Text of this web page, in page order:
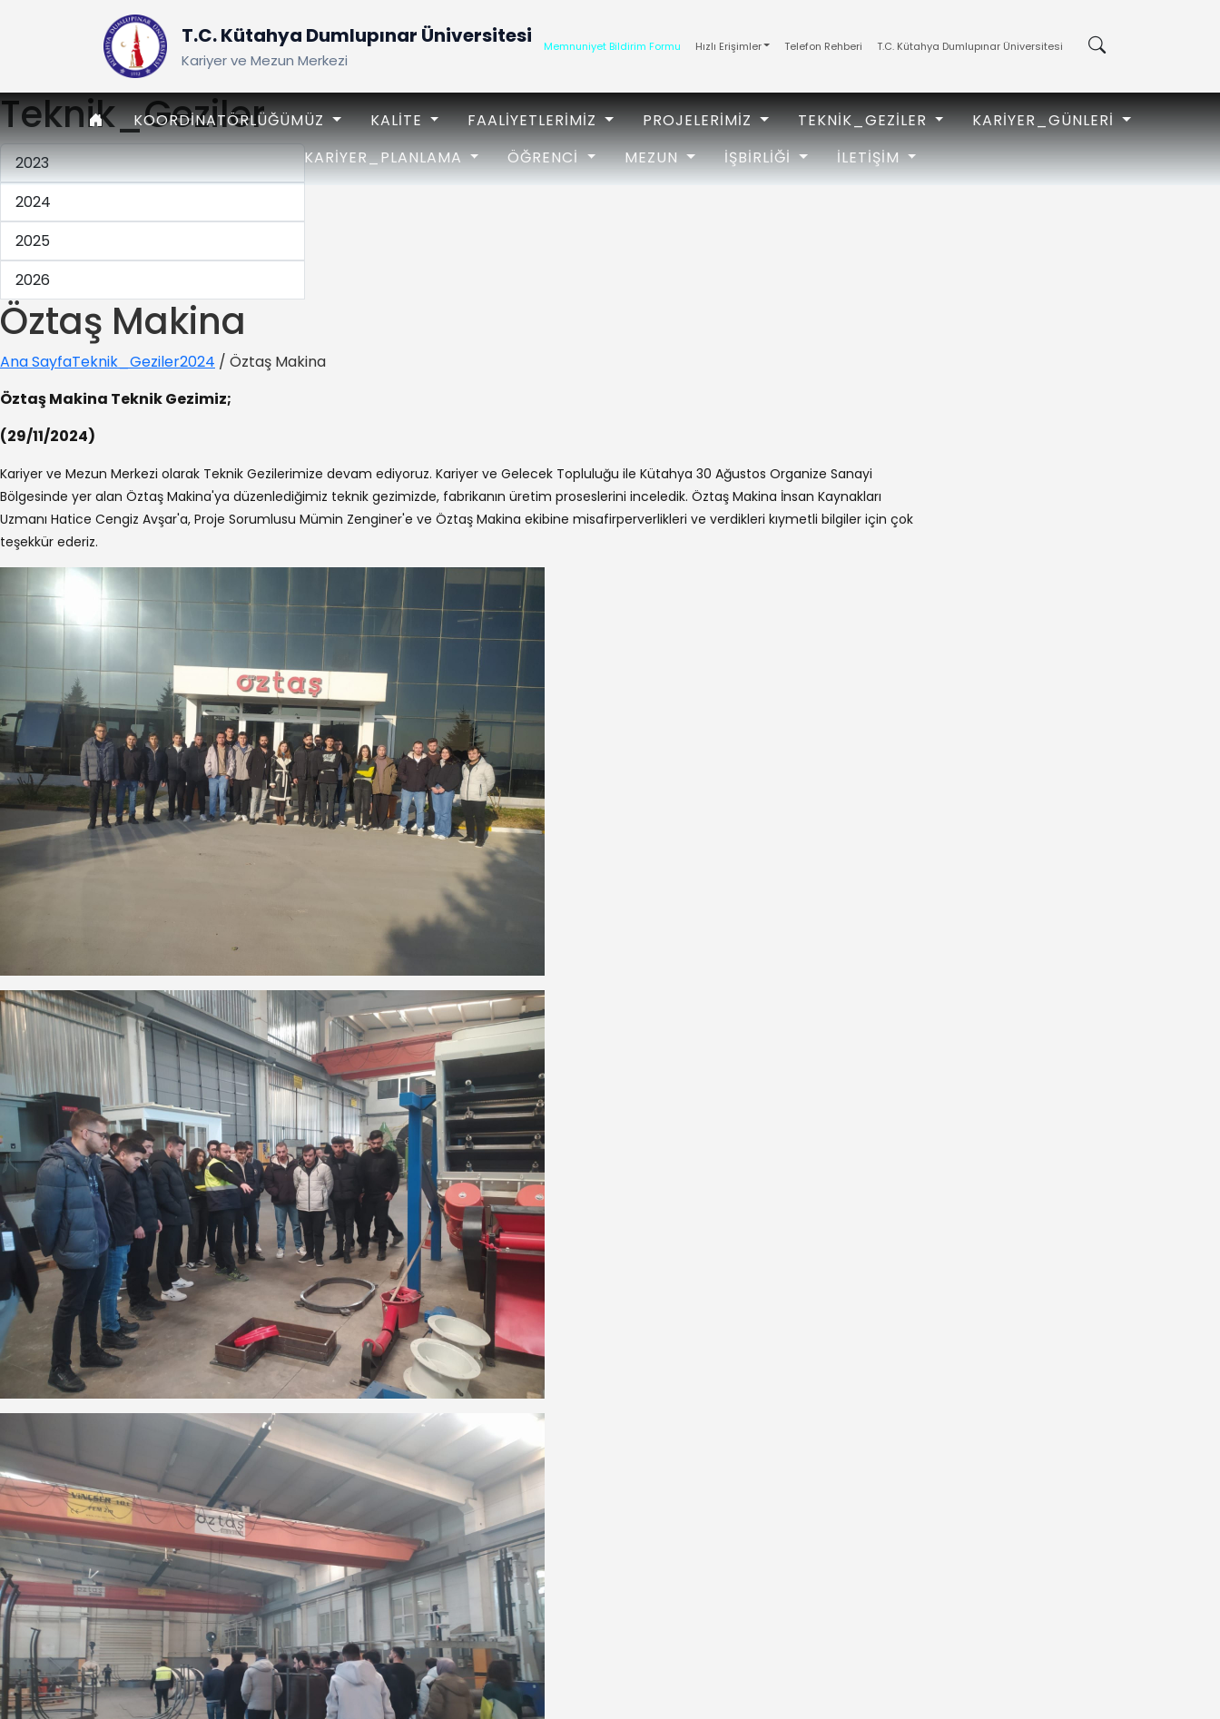
T.C. Kütahya Dumlupınar Üniversitesi
Kariyer ve Mezun Merkezi
Memnuniyet Bildirim Formu Hızlı Erişimler Telefon Rehberi T.C. Kütahya Dumlupınar Üniversitesi
ANASAYFA
KOORDINATÖRLÜĞÜMÜZ KALITE FAALIYETLERIMIZ PROJELERIMIZ TEKNIK_GEZILER
KARIYER_GÜNLERI
KARIYER_PLANLAMA
ÖĞRENCI MEZUN İŞBIRLIĞI İLETIŞIM
Teknik_Geziler
2023
2024
2025
2026
Öztaş Makina
Ana SayfaTeknik_Geziler2024 / Öztaş Makina
Öztaş Makina Teknik Gezimiz;
(29/11/2024)
Kariyer ve Mezun Merkezi olarak Teknik Gezilerimize devam ediyoruz. Kariyer ve Gelecek Topluluğu ile Kütahya 30 Ağustos Organize Sanayi
Bölgesinde yer alan Öztaş Makina'ya düzenlediğimiz teknik gezimizde, fabrikanın üretim proseslerini inceledik. Öztaş Makina İnsan Kaynakları
Uzmanı Hatice Cengiz Avşar'a, Proje Sorumlusu Mümin Zenginer'e ve Öztaş Makina ekibine misafirperverlikleri ve verdikleri kıymetli bilgiler için çok
teşekkür ederiz.